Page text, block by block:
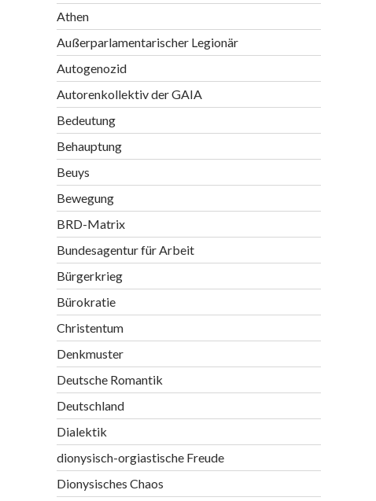
Athen
Außerparlamentarischer Legionär
Autogenozid
Autorenkollektiv der GAIA
Bedeutung
Behauptung
Beuys
Bewegung
BRD-Matrix
Bundesagentur für Arbeit
Bürgerkrieg
Bürokratie
Christentum
Denkmuster
Deutsche Romantik
Deutschland
Dialektik
dionysisch-orgiastische Freude
Dionysisches Chaos